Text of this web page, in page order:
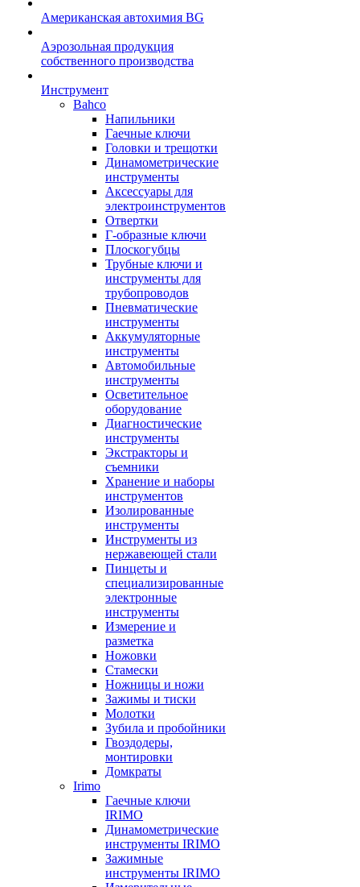
Американская автохимия BG
Аэрозольная продукция
собственного производства
Инструмент
Bahco
Напильники
Гаечные ключи
Головки и трещотки
Динамометрические
инструменты
Аксессуары для
электроинструментов
Отвертки
Г-образные ключи
Плоскогубцы
Трубные ключи и
инструменты для
трубопроводов
Пневматические
инструменты
Аккумуляторные
инструменты
Автомобильные
инструменты
Осветительное
оборудование
Диагностические
инструменты
Экстракторы и
съемники
Хранение и наборы
инструментов
Изолированные
инструменты
Инструменты из
нержавеющей стали
Пинцеты и
специализированные
электронные
инструменты
Измерение и
разметка
Ножовки
Стамески
Ножницы и ножи
Зажимы и тиски
Молотки
Зубила и пробойники
Гвоздодеры,
монтировки
Домкраты
Irimo
Гаечные ключи
IRIMO
Динамометрические
инструменты IRIMO
Зажимные
инструменты IRIMO